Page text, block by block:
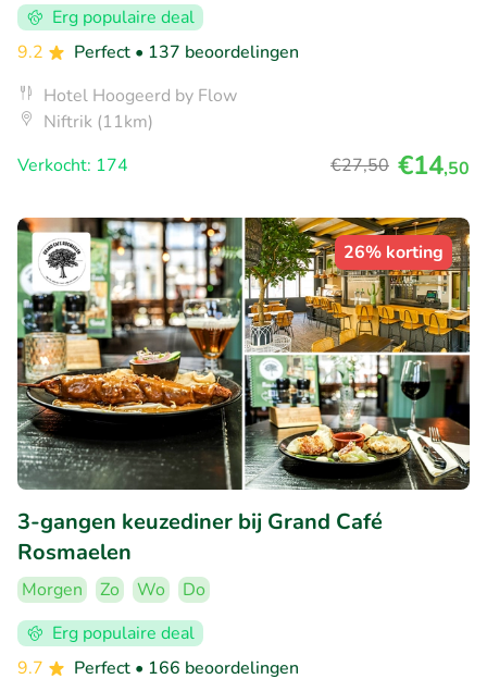
Erg populaire deal
9.2
Perfect • 137 beoordelingen
Hotel Hoogeerd by Flow
Niftrik (11km)
Verkocht: 174
€27,50 €14,50
26% korting
3-gangen keuzediner bij Grand Café
Rosmaelen
Morgen Zo Wo
Do
Erg populaire deal
9.7
Perfect • 166 beoordelingen